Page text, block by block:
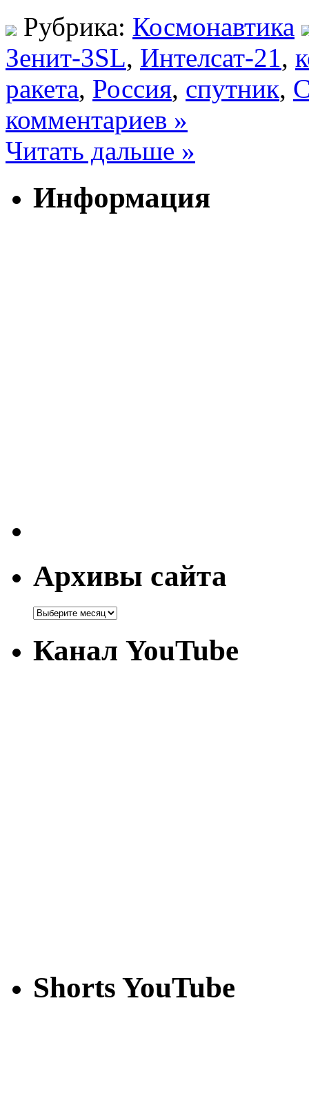
Рубрика: Космонавтика
Зенит-3SL, Интелсат-21,
ракета, Россия, спутник,
комментариев »
Читать дальше »
Информация
Архивы сайта
Канал YouTube
Shorts YouTube